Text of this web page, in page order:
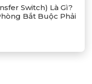
Switch) Là Gì?
Bắt Buộc Phải